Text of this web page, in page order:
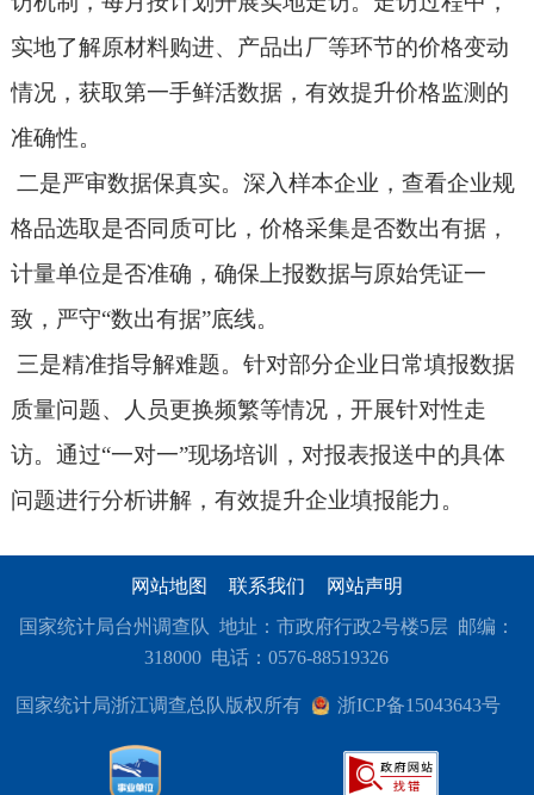
实地了解原材料购进、产品出厂等环节的价格变动
情况，获取第一手鲜活数据，有效提升价格监测的
准确性。
二是严审数据保真实。深入样本企业，查看企业规
格品选取是否同质可比，价格采集是否数出有据，
计量单位是否准确，确保上报数据与原始凭证一
致，严守“数出有据”底线。
三是精准指导解难题。针对部分企业日常填报数据
质量问题、人员更换频繁等情况，开展针对性走
访。通过“一对一”现场培训，对报表报送中的具体
问题进行分析讲解，有效提升企业填报能力。
网站地图 联系我们 网站声明
国家统计局台州调查队 地址：市政府行政2号楼5层 邮编：
318000 电话：0576-88519326
国家统计局浙江调查总队版权所有 浙ICP备15043643号